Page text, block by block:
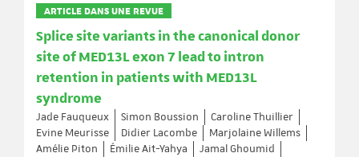
ARTICLE DANS UNE REVUE
Splice site variants in the canonical donor
site of MED13L exon 7 lead to intron
retention in patients with MED13L
syndrome
Jade Fauqueux Simon Boussion
Caroline Thuillier
Evine Meurisse
Didier Lacombe
Marjolaine Willems
Amélie Piton
Émilie Ait-Yahya
Jamal Ghoumid